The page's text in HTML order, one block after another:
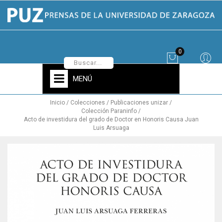
0
MENÚ
Inicio Colecciones
Publicaciones unizar
Colección Paraninfo
Acto de investidura del grado de Doctor en Honoris Causa Juan
Luis Arsuaga